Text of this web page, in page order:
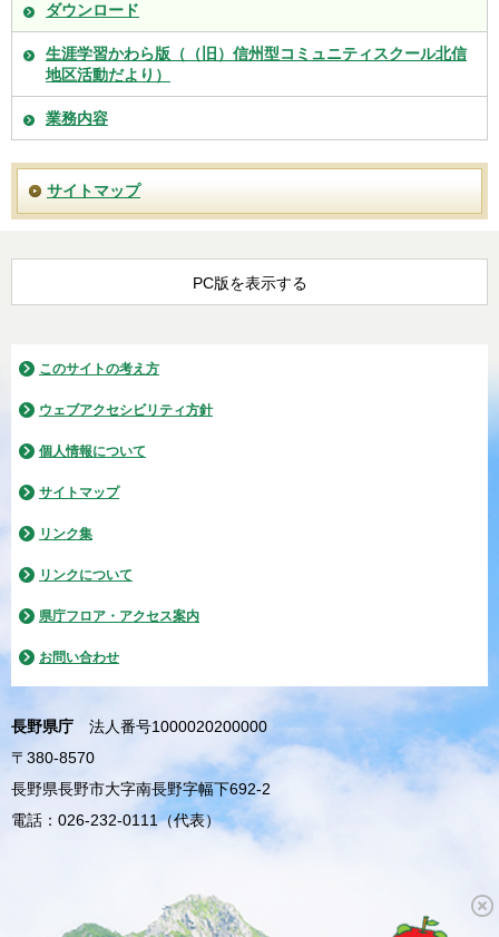
ダウンロード
生涯学習かわら版（（旧）信州型コミュニティスクール北信
地区活動だより）
業務内容
サイトマップ
PC版を表示する
このサイトの考え方
ウェブアクセシビリティ方針
個人情報について
サイトマップ
リンク集
リンクについて
県庁フロア・アクセス案内
お問い合わせ
長野県庁
法人番号1000020200000
〒380-8570
長野県長野市大字南長野字幅下692-2
電話：026-232-0111（代表）